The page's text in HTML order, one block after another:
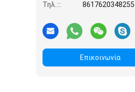
Τηλ.::
8617620348255
Επικοινωνία